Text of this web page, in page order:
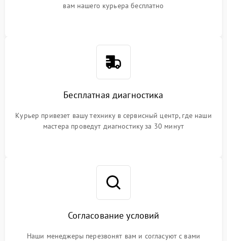
вам нашего курьера бесплатно
Бесплатная диагностика
Курьер привезет вашу технику в сервисный центр, где наши
мастера проведут диагностику за 30 минут
Согласование условий
Наши менеджеры перезвонят вам и согласуют с вами